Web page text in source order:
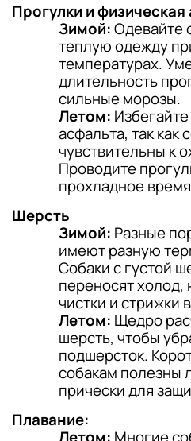
Прогулки и физическая
Зимой:Одевайте
теплую одежду
температурах.
длительность
сильные морозы.
Летом:
асфальта, так как
чувствительны к
Проводите
прохладное
Шерсть
Зимой: Разные
имеют разную
Собаки с густой
переносят холод,
чистки и стрижки
Летом: Щедро
шерсть, чтобы
подшерсток.
собакам полезны
прически для
Плавание: